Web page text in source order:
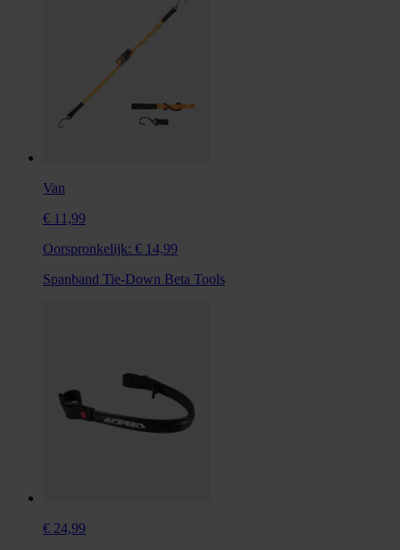
Van
€ 11,99
Oorspronkelijk: € 14,99
Spanband Tie-Down Beta Tools
€ 24,99